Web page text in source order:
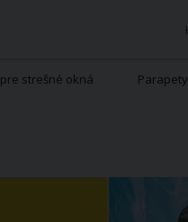
pre strešné okná Parapety